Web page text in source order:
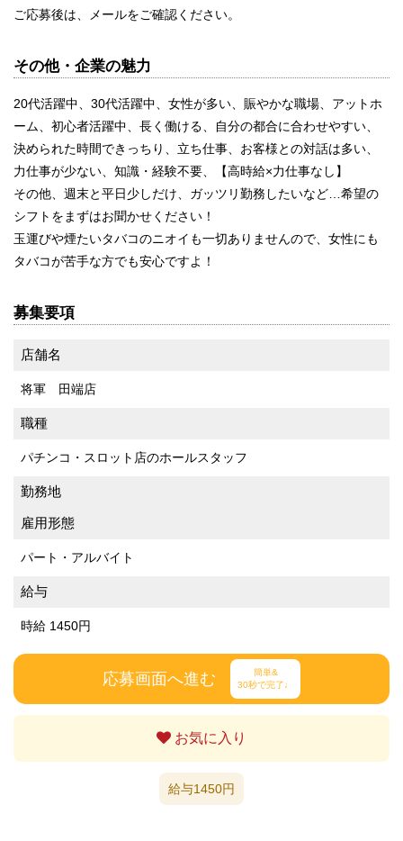
ご応募後は、メールをご確認ください。
その他・企業の魅力
20代活躍中、30代活躍中、女性が多い、賑やかな職場、アットホ
ーム、初心者活躍中、長く働ける、自分の都合に合わせやすい、
決められた時間できっちり、立ち仕事、お客様との対話は多い、
力仕事が少ない、知識・経験不要、【高時給×力仕事なし】
その他、週末と平日少しだけ、ガッツリ勤務したいなど…希望の
シフトをまずはお聞かせください！
玉運びや煙たいタバコのニオイも一切ありませんので、女性にも
タバコが苦手な方でも安心ですよ！
募集要項
店舗名
将軍 田端店
職種
パチンコ・スロット店のホールスタッフ
勤務地
雇用形態
パート・アルバイト
給与
時給 1450円
応募画面へ進む
簡単&
30秒で完了♩
お気に入り
給与1450円